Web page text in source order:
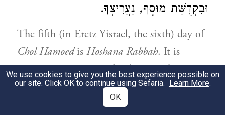
וּבִקְדֻשַּׁת מוּסָף, נַעֲרִיצְךָ.
The fifth (in Eretz Yisrael, the sixth) day of
Chol Hamoedis Hoshana Rabbah. It is
customary to stay awake the preceding
night and to study Torah, according to the
order printed [in theTikkun
We use cookies to give you the best experience possible on
our site. Click OK to continue using Sefaria. Learn More.
OK